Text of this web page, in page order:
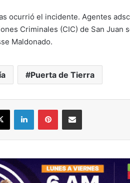
ocurrió el incidente. Agentes
Criminales (CIC) de San Juan
Maldonado.
Puerta de Tierra
X LinkedInPinterestShare via Email